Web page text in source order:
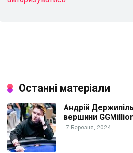
Останні матеріали
Андрій
вершини
7 Березня, 2024